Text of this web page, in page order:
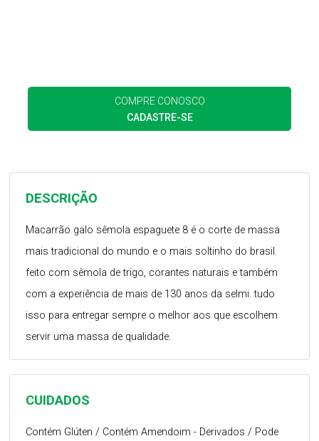
COMPRE CONOSCO
CADASTRE-SE
CUIDADOS
Contém Glúten / Contém Amendoim - Derivados / Pode
DESCRIÇÃO
Macarrão galo sêmola espaguete 8 é o corte de massa
mais tradicional do mundo e o mais soltinho do brasil.
feito com sêmola de trigo, corantes naturais e também
com a experiência de mais de 130 anos da selmi. tudo
isso para entregar sempre o melhor aos que escolhem
servir uma massa de qualidade.